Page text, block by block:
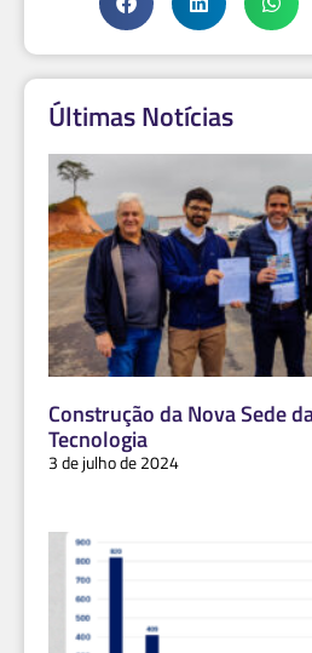
Últimas Notícias
Construção da Nova Sede
Tecnologia
3 de julho de 2024